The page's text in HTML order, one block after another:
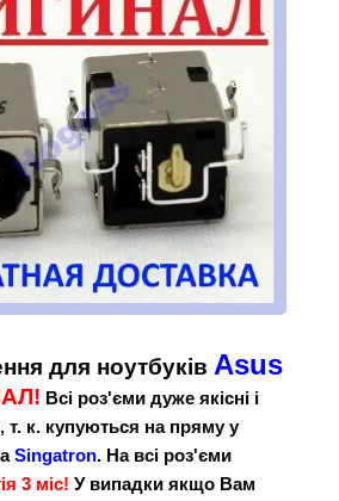
для ноутбуків Asus
Всі роз'єми дуже якісні і
т. к. купуються на пряму у
Singatron. На всі роз'єми
3 міс! У випадки якщо Вам